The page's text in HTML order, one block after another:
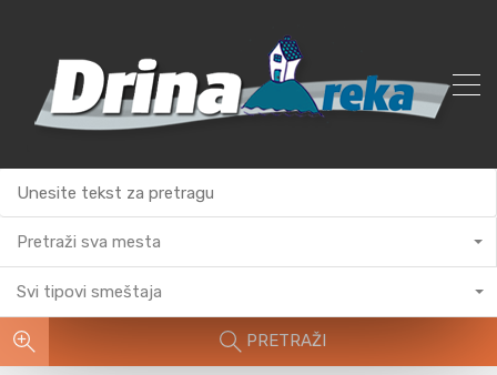
Pretraži sva mesta
Svi tipovi smeštaja
PRETRAŽI